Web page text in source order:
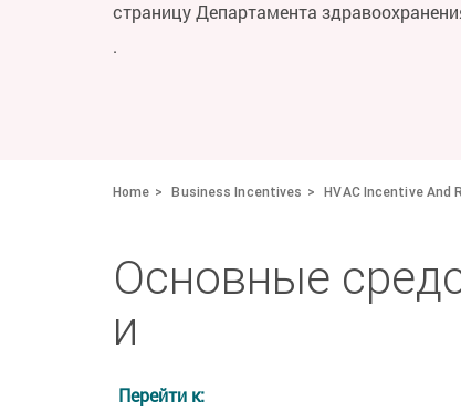
страницу Департамента
.
Home Business Incentives HVAC Incentive And
Основные
и
Перейти к: